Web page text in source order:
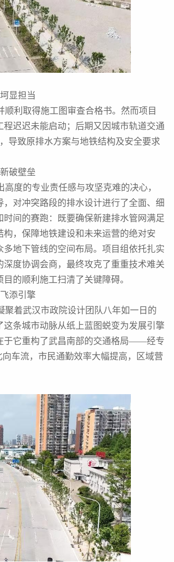
显担当
利取得施工图审查合格书。然而项目
迟迟未能启动；后期又因城市轨道交通
导致原排水方案与地铁结构及安全要求
破壁垒
度的专业责任感与攻坚克难的决心，
对冲突路段的排水设计进行了全面、细
间的赛跑：既要确保新建排水管网满足
，保障地铁建设和未来运营的绝对安
地下管线的空间布局。项目组依托扎实
度协调会商，最终攻克了重重技术难关
的顺利施工扫清了关键障碍。
添引擎
着武汉市政院设计团队八年如一日的
条城市动脉从纸上蓝图蜕变为发展引擎
于它重构了武昌南部的交通格局——经专
车流，市民通勤效率大幅提高，区域营